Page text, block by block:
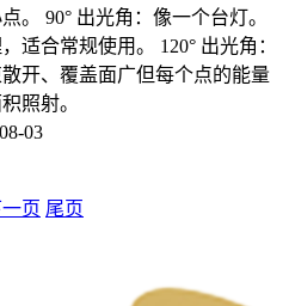
。 90° 出光角：像一个台灯。
适合常规使用。 120° 出光角：
开、覆盖面广但每个点的能量
照射。
03
页 尾页